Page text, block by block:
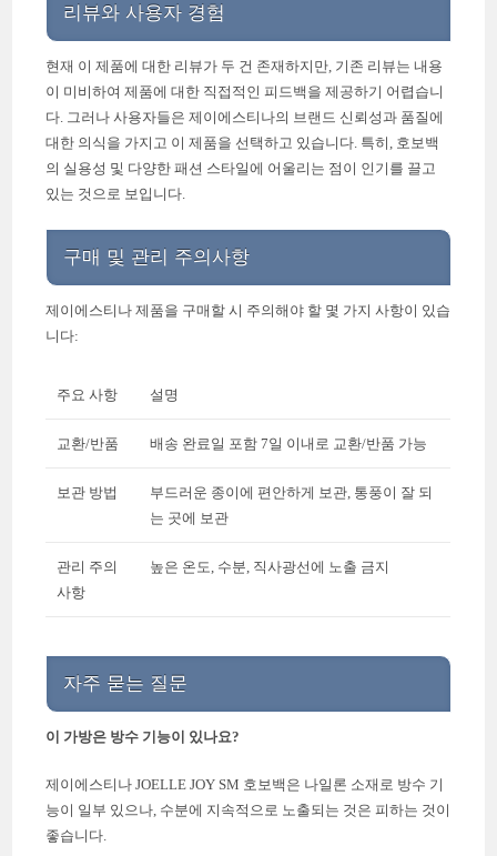
리뷰와 사용자 경험
현재 이 제품에 대한 리뷰가 두 건 존재하지만, 기존 리뷰는 내용
이 미비하여 제품에 대한 직접적인 피드백을 제공하기 어렵습니
다. 그러나 사용자들은 제이에스티나의 브랜드 신뢰성과 품질에
대한 의식을 가지고 이 제품을 선택하고 있습니다. 특히, 호보백
의 실용성 및 다양한 패션 스타일에 어울리는 점이 인기를 끌고
있는 것으로 보입니다.
구매 및 관리 주의사항
제이에스티나 제품을 구매할 시 주의해야 할 몇 가지 사항이 있습
니다:
주요 사항 설명
교환/반품 배송 완료일 포함 7일 이내로 교환/반품 가능
보관 방법
부드러운 종이에 편안하게 보관, 통풍이 잘 되
는 곳에 보관
관리 주의
사항
높은 온도, 수분, 직사광선에 노출 금지
자주 묻는 질문
이 가방은 방수 기능이 있나요?
제이에스티나 JOELLE JOY SM 호보백은 나일론 소재로 방수 기
능이 일부 있으나, 수분에 지속적으로 노출되는 것은 피하는 것이
좋습니다.